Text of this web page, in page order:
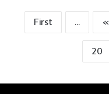
First ... «
20